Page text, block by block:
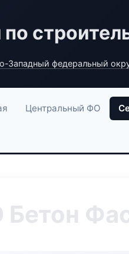
Западный федеральный
Центральный ФО